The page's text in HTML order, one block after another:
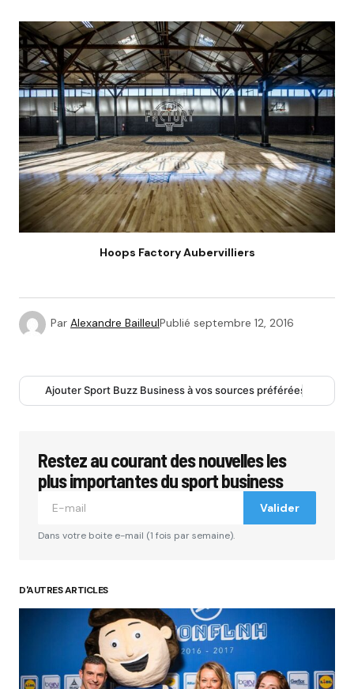
Hoops Factory Aubervilliers
Par Alexandre BailleulPublié septembre 12, 2016
Ajouter Sport Buzz Business à vos sources préférées
Restez au courant des nouvelles les
plus importantes du sport business
Valider
Dans votre boite e-mail (1 fois par semaine).
D'AUTRES ARTICLES